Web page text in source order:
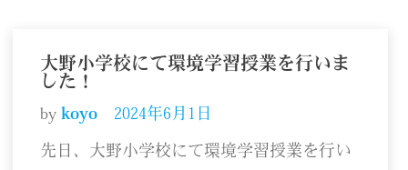
大野小学校にて環境学習授業を行いま
した！
by koyo 2024年6月1日
先日、大野小学校にて環境学習授業を行い